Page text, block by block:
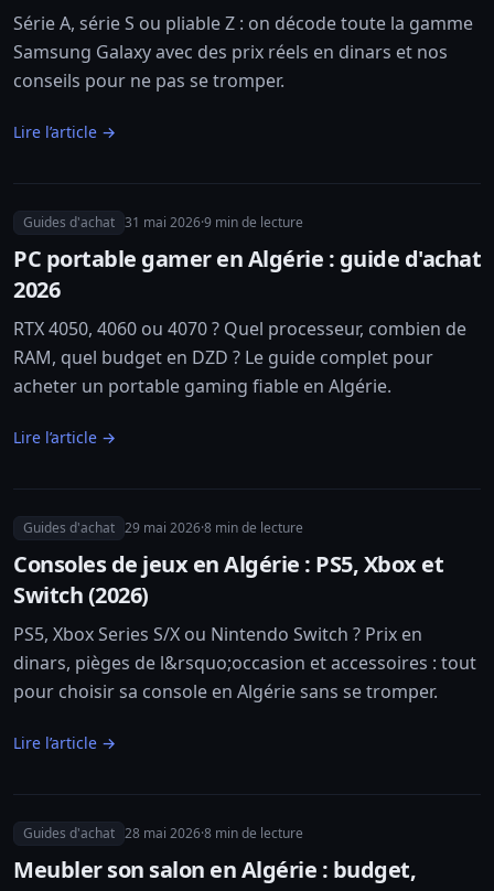
Série A, série S ou pliable Z : on décode toute la gamme
Samsung Galaxy avec des prix réels en dinars et nos
conseils pour ne pas se tromper.
Lire l’article →
Guides d'achat 31 mai 2026·9 min de lecture
PC portable gamer en Algérie : guide d'achat
2026
RTX 4050, 4060 ou 4070 ? Quel processeur, combien de
RAM, quel budget en DZD ? Le guide complet pour
acheter un portable gaming fiable en Algérie.
Lire l’article →
Guides d'achat 29 mai 2026·8 min de lecture
Consoles de jeux en Algérie : PS5, Xbox et
Switch (2026)
PS5, Xbox Series S/X ou Nintendo Switch ? Prix en
dinars, pièges de l&rsquo;occasion et accessoires : tout
pour choisir sa console en Algérie sans se tromper.
Lire l’article →
Guides d'achat 28 mai 2026·8 min de lecture
Meubler son salon en Algérie : budget,